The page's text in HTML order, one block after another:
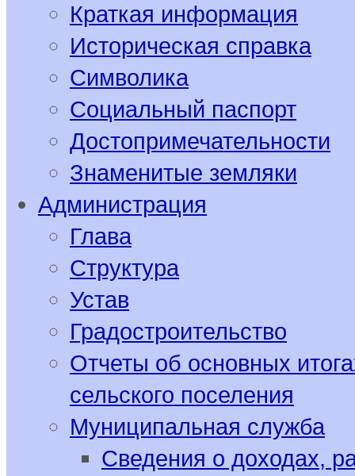
Краткая информация
Историческая справка
Символика
Социальный паспорт
Достопримечательности
Знаменитые земляки
Администрация
Глава
Структура
Устав
Градостроительство
Отчеты об основных
сельского поселения
Муниципальная служба
Сведения о доходах,